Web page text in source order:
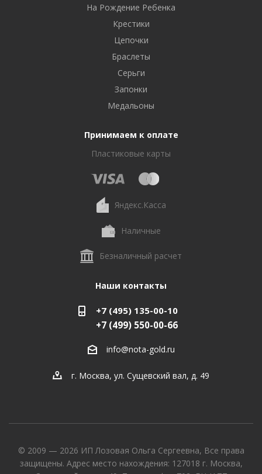
На Рождение Ребенка
Крестики
Цепочки
Браслеты
Серьги
Запонки
Медальоны
Принимаем к оплате
Пластиковые карты
Яндекс.Касса
Наличные
Безналичный расчет
Наши контакты
+7 (495) 135-00-10
+7 (499) 550-00-66
info@nota-gold.ru
г. Москва, ул. Сущевский вал, д. 49
© 2009 — 2026 ИП Лозовая Ольга Сергеевна, Все права
защищены. Адрес место нахождения: 127018 г. Москва,